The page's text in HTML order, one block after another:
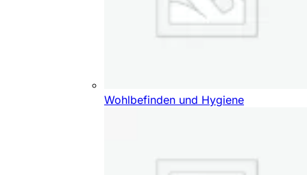
Wohlbefinden und Hygiene